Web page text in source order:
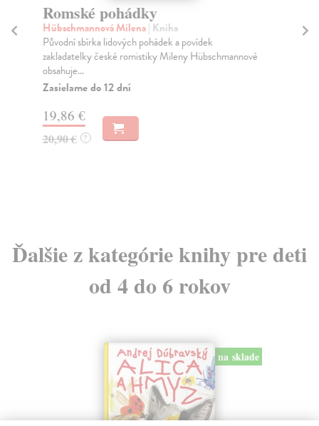
Romské pohádky
Hübschmannová Milena| Kniha
Původní sbírka lidových pohádek a povídek
zakladatelky české romistiky Mileny Hübschmannové
obsahuje...
Zasielame do 12 dní
19,86 €
20,90 € ?
Ďalšie z kategórie knihy pre deti
od 4 do 6 rokov
na sklade